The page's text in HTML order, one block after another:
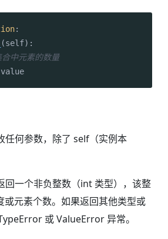
:
(self):
中元素的数量
任何参数，除了 self（实例本
回一个非负整数（int 类型），该整
或元素个数。如果返回其他类型或
或 ValueError 异常。